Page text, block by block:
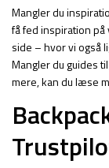
Mangler du
få fed inspiration på
side – hvor vi også
Mangler du guides
mere, kan du læse